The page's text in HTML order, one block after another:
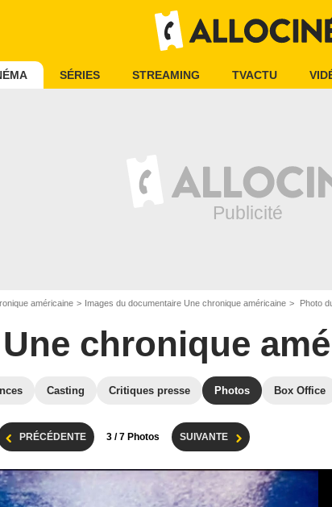
SÉRIES STREAMING TVACTU
américaine Images du documentaire Une chronique américaine Photo
Une chronique
Casting Critiques presse Photos Box Office
PRÉCÉDENTE 3 / 7 Photos SUIVANTE